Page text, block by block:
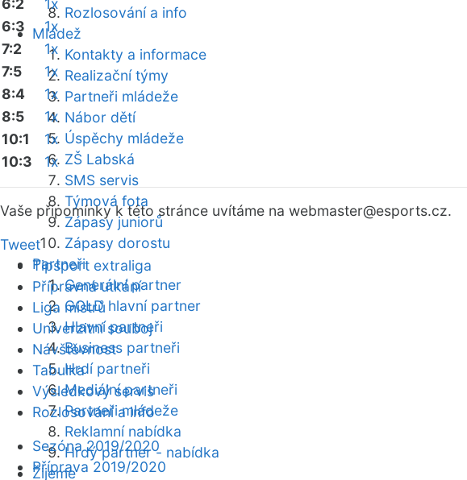
Rozlosování a info
Mládež
Kontakty a informace
Realizační týmy
Partneři mládeže
Nábor dětí
Úspěchy mládeže
ZŠ Labská
SMS servis
Týmová fota
Zápasy juniorů
Zápasy dorostu
Partneři
Generální partner
GOLD hlavní partner
Hlavní partneři
Business partneři
Hrdí partneři
Mediální partneři
Partneři mládeže
Reklamní nabídka
Hrdý partner - nabídka
Žijeme
6:2
1x
6:3
1x
7:2
1x
7:5
1x
8:4
1x
8:5
1x
10:1
1x
10:3
1x
Vaše připomínky k této stránce uvítáme na webmaster@esports.cz.
Tweet
Tipsport extraliga
Přípravná utkání
Liga mistrů
Univerzitní souboj
Návštěvnost
Tabulka
Výsledkový servis
Rozlosování a info
Sezóna 2019/2020
Příprava 2019/2020